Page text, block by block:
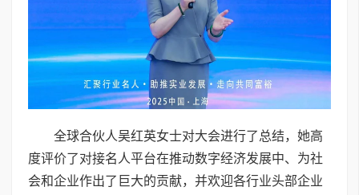
全球合伙人吴红英女士对大会进行了总结，她高
度评价了对接名人平台在推动数字经济发展中、为社
会和企业作出了巨大的贡献，并欢迎各行业头部企业